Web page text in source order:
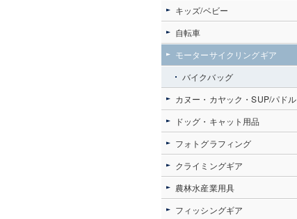
キッズ/ベビー
自転車
モーターサイクリングギア
バイクバッグ
カヌー・カヤック・SUP/パドル
ドッグ・キャット用品
フォトグラフィング
クライミングギア
農林水産業用具
フィッシングギア